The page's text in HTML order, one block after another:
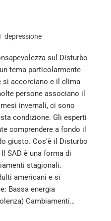
depressione
sul Disturbo
tema particolarmente
si accorciano e il clima
persone associano il
invernali, ci sono
condizione. Gli esperti
comprendere a fondo il
giusto. Cos'è il Disturbo
SAD è una forma di
stagionali.
americani e si
Bassa energia
Cambiamenti…